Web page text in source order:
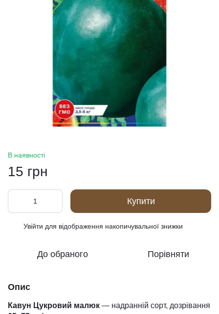
В наявності
15 грн
Купити
Увійти для відображення накопичувальної знижки
До обраного Порівняти
Опис
Кавун Цукровий малюк — надранній сорт, дозрівання